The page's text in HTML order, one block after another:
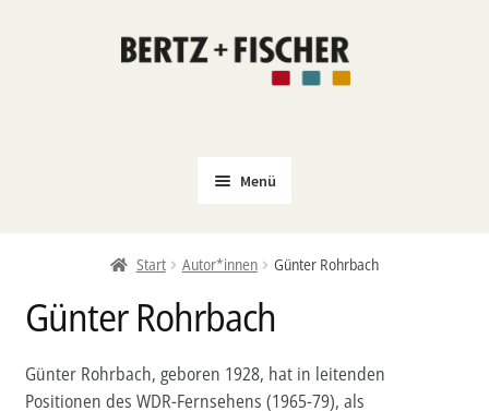
Zur
Zum
Menü
Coming Soon
Politik
PROKLA
Open Access
Untermenü
Start Autor*innen Günter Rohrbach
Günter Rohrbach
Günter Rohrbach, geboren 1928, hat in leitenden
Positionen des WDR-Fernsehens (1965-79), als